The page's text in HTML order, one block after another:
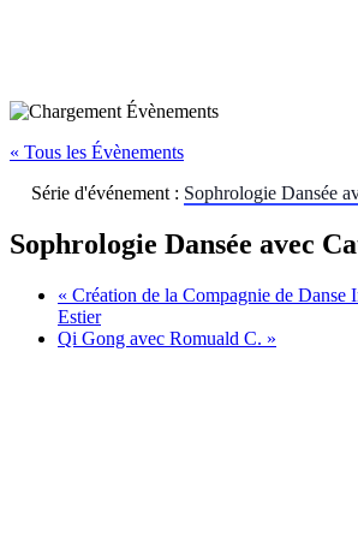
« Tous les Évènements
Série d'événement : Sophrologie Dansée
Sophrologie Dansée avec
« Création de la Compagnie de Danse
Estier
Qi Gong avec Romuald C. »